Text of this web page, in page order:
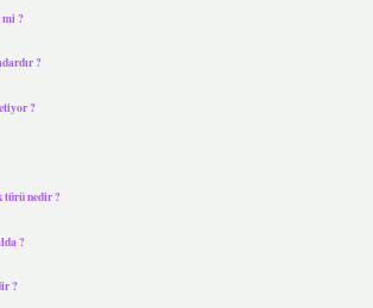
mi ?
?
?
türü nedir ?
?
?